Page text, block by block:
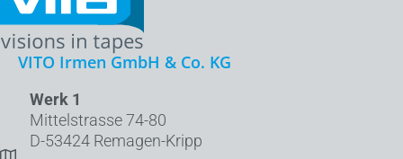
VITO Irmen GmbH & Co. KG
Werk 1
Mittelstrasse 74-80
D-53424 Remagen-Kripp